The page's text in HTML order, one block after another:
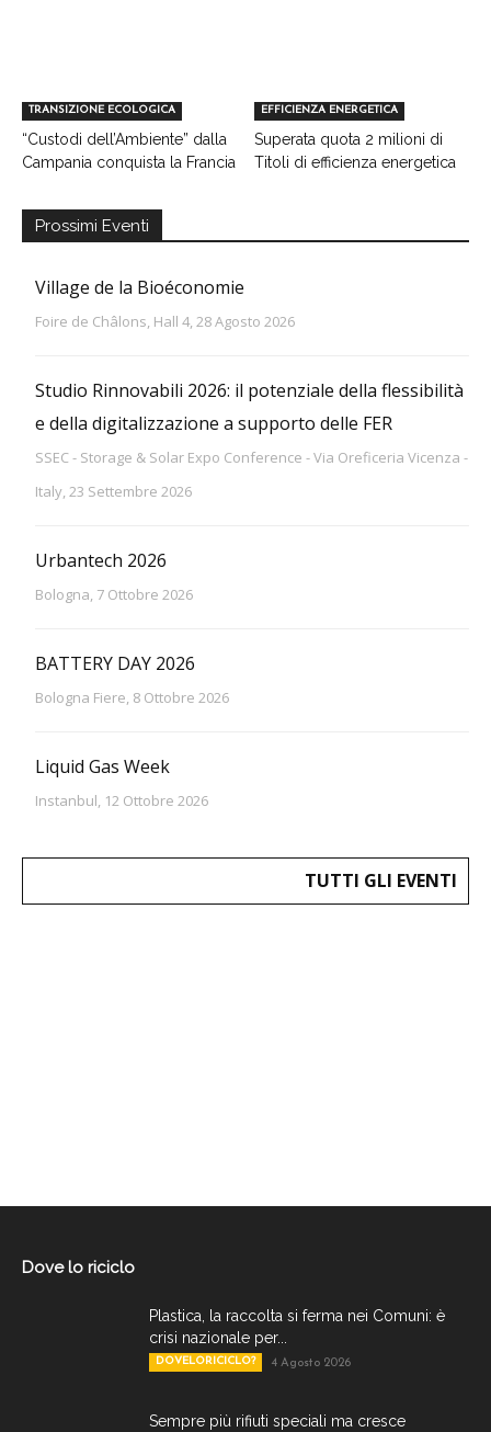
TRANSIZIONE ECOLOGICA
“Custodi dell’Ambiente” dalla
Campania conquista la Francia
EFFICIENZA ENERGETICA
Superata quota 2 milioni di
Titoli di efficienza energetica
Prossimi Eventi
Village de la Bioéconomie
Foire de Châlons, Hall 4, 28 Agosto 2026
Studio Rinnovabili 2026: il potenziale della flessibilità
e della digitalizzazione a supporto delle FER
SSEC - Storage & Solar Expo Conference - Via Oreficeria Vicenza -
Italy, 23 Settembre 2026
Urbantech 2026
Bologna, 7 Ottobre 2026
BATTERY DAY 2026
Bologna Fiere, 8 Ottobre 2026
Liquid Gas Week
Instanbul, 12 Ottobre 2026
TUTTI GLI EVENTI
Dove lo riciclo
Plastica, la raccolta si ferma nei Comuni: è
crisi nazionale per...
DOVELORICICLO? 4 Agosto 2026
Sempre più rifiuti speciali ma cresce